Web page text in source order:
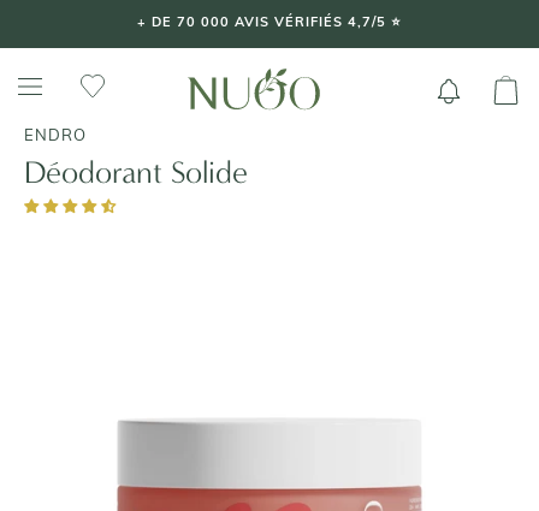
+ DE 70 000 AVIS VÉRIFIÉS 4,7/5 ⭐️
ENDRO
Déodorant Solide